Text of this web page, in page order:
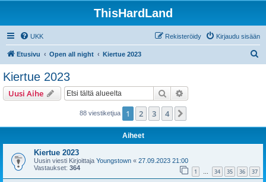
ThisHardLand
UKK Kirjaudu sisään
Rekisteröidy
Etusivu Open all night Kiertue 2023
Kiertue 2023
Uusi Aihe Etsi
88 viestiketjua 1 2 3 4
Aiheet
Kiertue 2023
Uusin viesti Kirjoittaja Youngstown « 27.09.2023 21:00
Vastaukset: 364 1 … 34 35 36 37